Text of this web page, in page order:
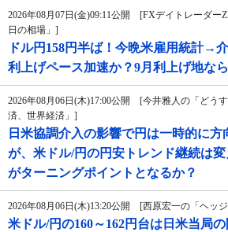
2026年08月07日(金)09:11公開 [FXデイトレーダー
日の相場」]
ドル円158円半ば！今晩米雇用統計→
利上げペース加速か？9月利上げ地なら
2026年08月06日(木)17:00公開 [今井雅人の「どう
済、世界経済」]
日米協調介入の影響で円は一時的に方
が、米ドル/円の円安トレンド継続は
がターニングポイントとなるか？
2026年08月06日(木)13:20公開 [西原宏一の「ヘッ
米ドル/円の160～162円台は日米当局